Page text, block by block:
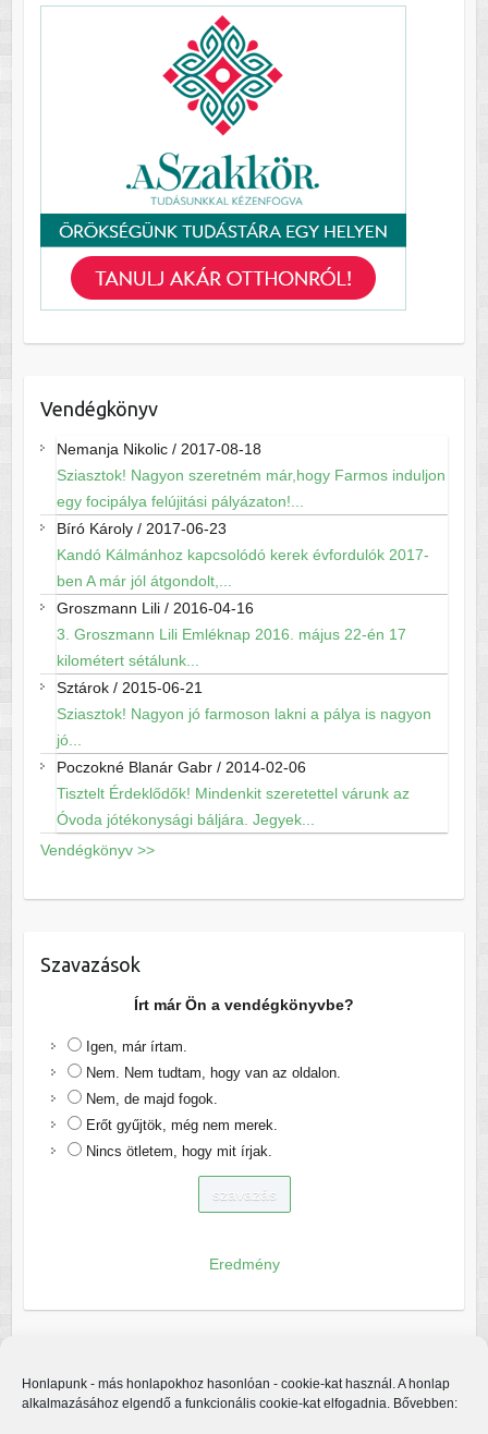
Honlapunk - más honlapokhoz hasonlóan - cookie-kat használ. A honlap
alkalmazásához elgendő a funkcionális cookie-kat elfogadnia. Bővebben:
Vendégkönyv
Nemanja Nikolic/ 2017-08-18
Sziasztok! Nagyon szeretném már,hogy Farmos induljon
egy focipálya felújitási pályázaton!...
Bíró Károly/ 2017-06-23
Kandó Kálmánhoz kapcsolódó kerek évfordulók 2017-
ben A már jól átgondolt,...
Groszmann Lili/ 2016-04-16
3. Groszmann Lili Emléknap 2016. május 22-én 17
kilométert sétálunk...
Sztárok/ 2015-06-21
Sziasztok! Nagyon jó farmoson lakni a pálya is nagyon
jó...
Poczokné Blanár Gabr/ 2014-02-06
Tisztelt Érdeklődők! Mindenkit szeretettel várunk az
Óvoda jótékonysági báljára. Jegyek...
Vendégkönyv >>
Szavazások
Írt már Ön a vendégkönyvbe?
Igen, már írtam.
Nem. Nem tudtam, hogy van az oldalon.
Nem, de majd fogok.
Erőt gyűjtök, még nem merek.
Nincs ötletem, hogy mit írjak.
Eredmény